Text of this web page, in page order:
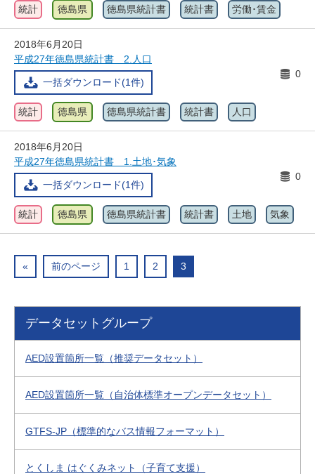
統計 徳島県 徳島県統計書 統計書 労働･賃金
2018年6月20日
平成27年徳島県統計書 2.人口
一括ダウンロード(1件)
0
統計 徳島県 徳島県統計書 統計書 人口
2018年6月20日
平成27年徳島県統計書 1.土地･気象
一括ダウンロード(1件)
0
統計 徳島県 徳島県統計書 統計書 土地 気象
« 前のページ 1 2 3
データセットグループ
AED設置箇所一覧（推奨データセット）
AED設置箇所一覧（自治体標準オープンデータセット）
GTFS-JP（標準的なバス情報フォーマット）
とくしま はぐくみネット（子育て支援）